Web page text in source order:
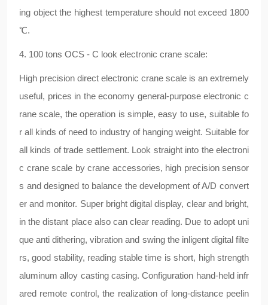
ing object the highest temperature should not exceed 1800
℃.
4. 100 tons OCS - C look electronic crane scale:
High precision direct electronic crane scale is an extremely
useful, prices in the economy general-purpose electronic c
rane scale, the operation is simple, easy to use, suitable fo
r all kinds of need to industry of hanging weight. Suitable for
all kinds of trade settlement. Look straight into the electroni
c crane scale by crane accessories, high precision sensor
s and designed to balance the development of A/D convert
er and monitor. Super bright digital display, clear and bright,
in the distant place also can clear reading. Due to adopt uni
que anti dithering, vibration and swing the inligent digital filte
rs, good stability, reading stable time is short, high strength
aluminum alloy casting casing. Configuration hand-held infr
ared remote control, the realization of long-distance peelin